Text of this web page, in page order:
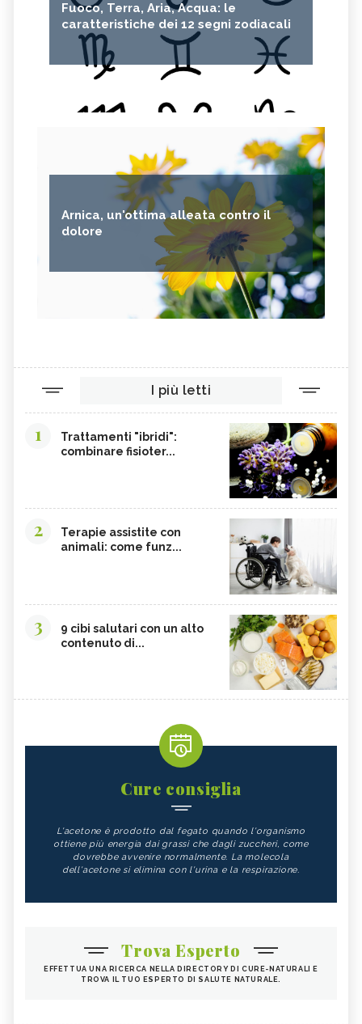
Fuoco, Terra, Aria, Acqua: le
caratteristiche dei 12 segni zodiacali
Arnica, un'ottima alleata contro il
dolore
I più letti
1
Trattamenti "ibridi":
combinare fisioter...
2
Terapie assistite con
animali: come funz...
3
9 cibi salutari con un alto
contenuto di...
Cure consiglia
L'acetone è prodotto dal fegato quando l'organismo
ottiene più energia dai grassi che dagli zuccheri, come
dovrebbe avvenire normalmente. La molecola
dell'acetone si elimina con l'urina e la respirazione.
Trova Esperto
EFFETTUA UNA RICERCA NELLA DIRECTORY DI CURE-NATURALI E
TROVA IL TUO ESPERTO DI SALUTE NATURALE.